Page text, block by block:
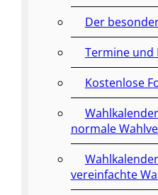
Der
Termine und
Kostenlose
normale
vereinfachte